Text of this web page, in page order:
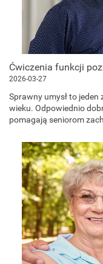
2026-03-27
Sprawny umysł to
wieku. Odpowiednio
pomagają seniorom
prosty i pr...